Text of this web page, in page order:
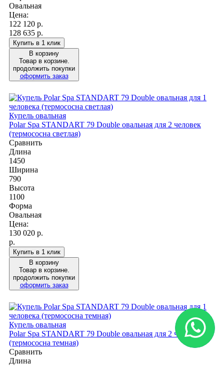
Овальная
Цена:
122 120 р.
128 635 р.
Купить в 1 клик
В корзину
Товар в корзине.
продолжить покупки
оформить заказ
Купель овальная
Polar Spa STANDART 79 Double овальная для 2 человек
(термососна светлая)
Сравнить
Длина
1450
Ширина
790
Высота
1100
Форма
Овальная
Цена:
130 020 р.
р.
Купить в 1 клик
В корзину
Товар в корзине.
продолжить покупки
оформить заказ
Купель овальная
Polar Spa STANDART 79 Double овальная для 2 человек
(термососна темная)
Сравнить
Длина